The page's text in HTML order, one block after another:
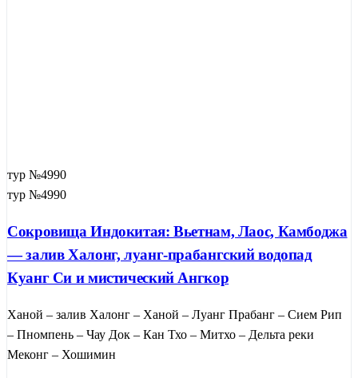
тур №4990
тур №4990
Сокровища Индокитая: Вьетнам, Лаос, Камбоджа
— залив Халонг, луанг-прабангский водопад
Куанг Си и мистический Ангкор
Ханой – залив Халонг – Ханой – Луанг Прабанг – Сием Рип
– Пномпень – Чау Док – Кан Тхо – Митхо – Дельта реки
Меконг – Хошимин